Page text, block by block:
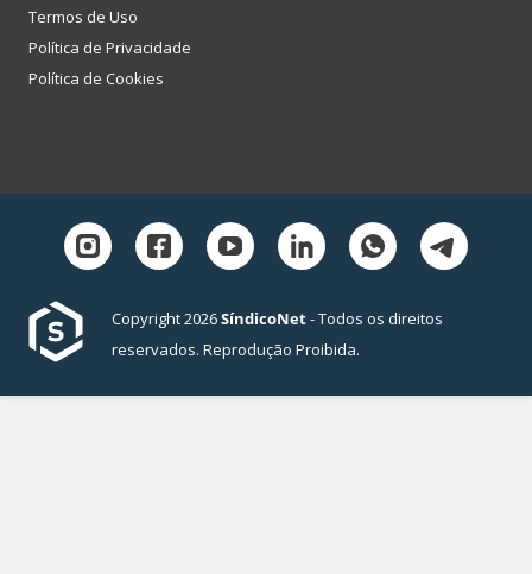
Termos de Uso
Política de Privacidade
Política de Cookies
Copyright 2026SíndicoNet- Todos os direitos
reservados. Reprodução Proibida.